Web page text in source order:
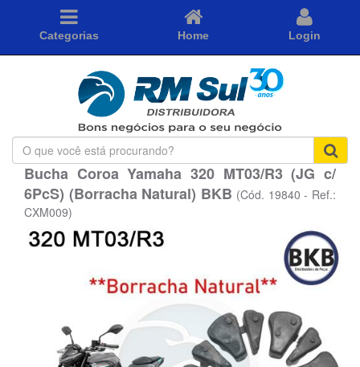
Categorias Home Login
O
que
você
está
procurando?
Bucha Coroa Yamaha 320 MT03/R3 (JG c/
6PcS) (Borracha Natural) BKB (Cód. 19840 - Ref.:
CXM009)